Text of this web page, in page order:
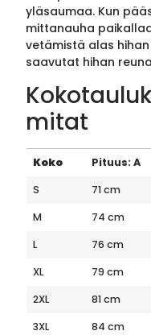
yläsaumaa. Kun
mittanauha
vetämistä alas
saavutat hihan
mitat
Koko Pituus: A
S
71 cm
M
74 cm
L
76 cm
XL
79 cm
2XL
81 cm
3XL
84 cm